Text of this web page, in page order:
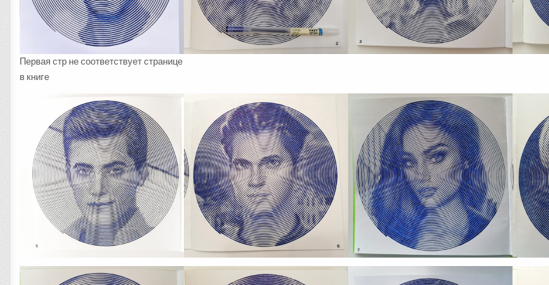
Первая стр не соответствует странице
в книге